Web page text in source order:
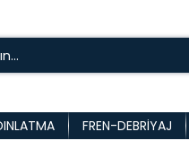
FREN-DEBRIYAJ